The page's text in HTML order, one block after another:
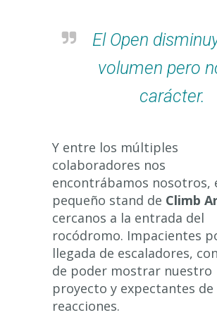
El Open
volumen pero
carácter.
Y entre los múltiples
colaboradores nos
encontrábamos nosotros,
pequeño stand de Climb
cercanos a la entrada del
rocódromo. Impacientes
llegada de escaladores,
de poder mostrar nuestro
proyecto y expectantes de
reacciones.